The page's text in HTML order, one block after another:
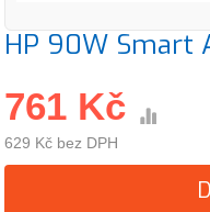
HP 90W Smart
761 Kč
629 Kč bez DPH